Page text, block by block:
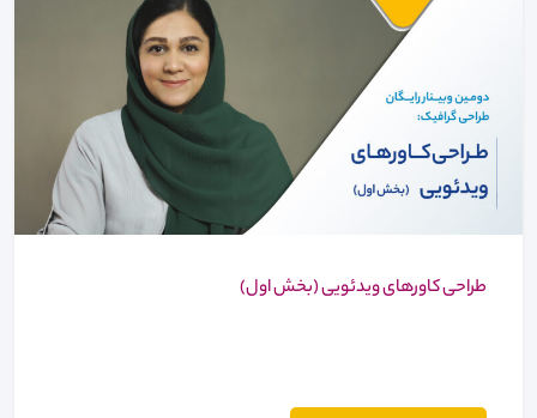
طراحی کاورهای ویدئویی (بخش اول)